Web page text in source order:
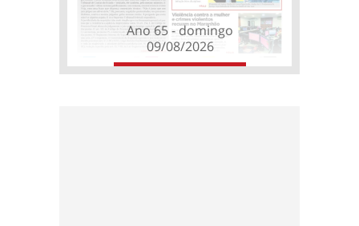
Ano 65 - domingo
09/08/2026